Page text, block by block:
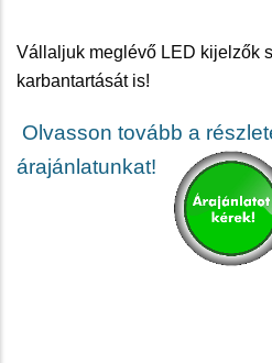
Vállaljuk meglévő LED kijelzők
karbantartását is!
Olvasson tovább a
árajánlatunkat!